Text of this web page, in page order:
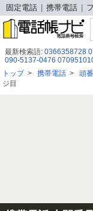
固定電話 携帯電話
最新検索語: 0366358728
090-5137-0476
07015717117
0120966073 0800-999-
0120926483
トップ> 携帯電話 > 頭
ジ目